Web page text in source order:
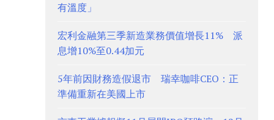
有溫度」
宏利金融第三季新造業務價值增長11% 派
息增10%至0.44加元
5年前因財務造假退市 瑞幸咖啡CEO：正
準備重新在美國上市